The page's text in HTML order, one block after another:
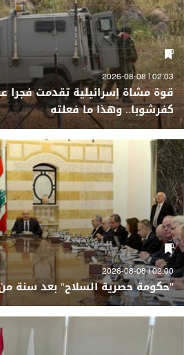
02:03 | 2026-08-08
قوة مشاة إسرائيلية تقدمت فجرا
كفرشوبا.. وهذا ما فعلته
02:00 | 2026-08-08
"حكومة حصرية السلاح" بعد سنة